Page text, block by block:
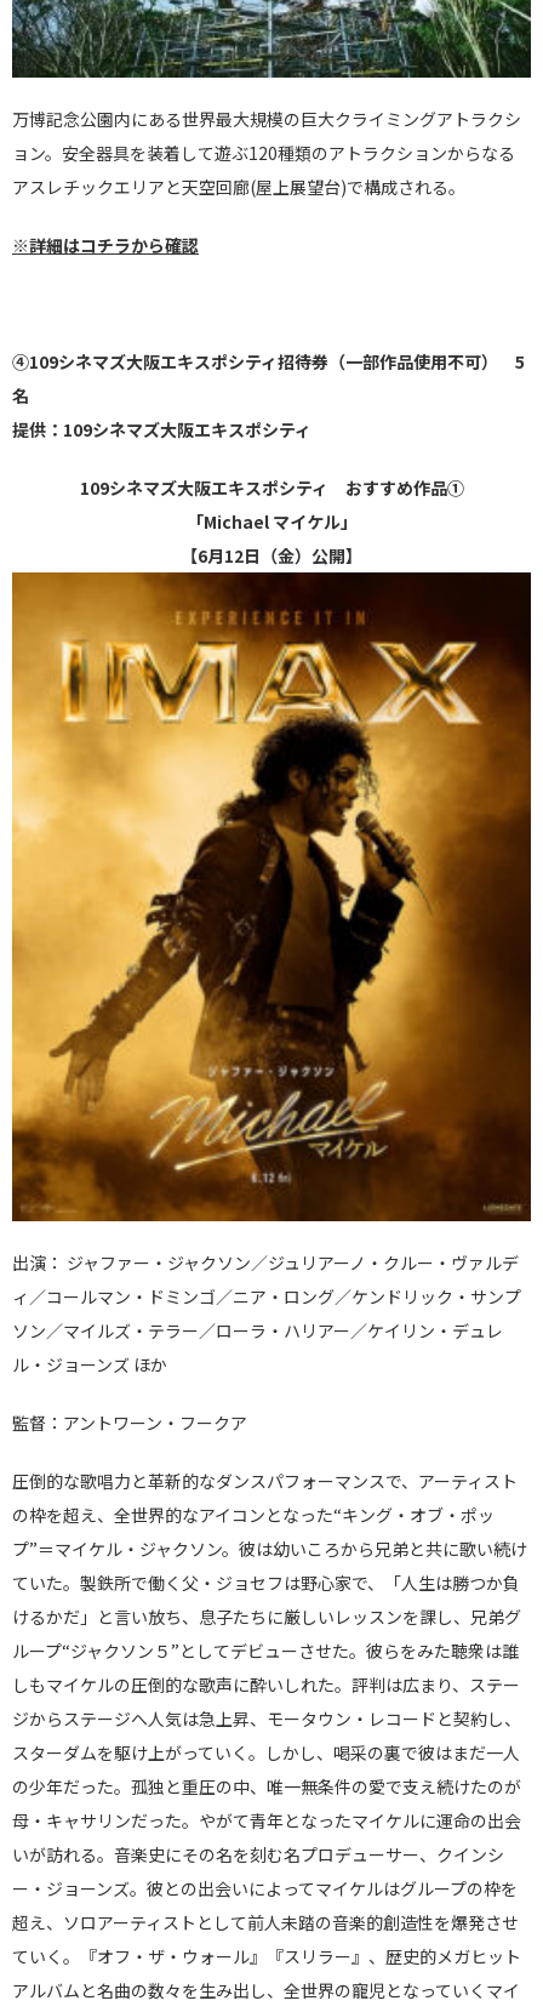
万博記念公園内にある世界最大規模の巨大クライミングアトラクシ
ョン。安全器具を装着して遊ぶ120種類のアトラクションからなる
アスレチックエリアと天空回廊(屋上展望台)で構成される。
※詳細はコチラから確認
④109シネマズ大阪エキスポシティ招待券 （一部作品使用不可） 5
名
提供：109シネマズ大阪エキスポシティ
109シネマズ大阪エキスポシティ おすすめ作品①
「Michael マイケル」
【6月12日（金）公開】
出演： ジャファー・ジャクソン／ジュリアーノ・クルー・ヴァルデ
ィ／コールマン・ドミンゴ／ニア・ロング／ケンドリック・サンプ
ソン／マイルズ・テラー／ローラ・ハリアー／ケイリン・デュレ
ル・ジョーンズ ほか
監督：アントワーン・フークア
圧倒的な歌唱力と革新的なダンスパフォーマンスで、アーティスト
の枠を超え、全世界的なアイコンとなった“キング・オブ・ポッ
プ”＝マイケル・ジャクソン。彼は幼いころから兄弟と共に歌い続け
ていた。製鉄所で働く父・ジョセフは野心家で、「人生は勝つか負
けるかだ」と言い放ち、息子たちに厳しいレッスンを課し、兄弟グ
ループ“ジャクソン５”としてデビューさせた。彼らをみた聴衆は誰
しもマイケルの圧倒的な歌声に酔いしれた。評判は広まり、ステー
ジからステージへ人気は急上昇、モータウン・レコードと契約し、
スターダムを駆け上がっていく。しかし、喝采の裏で彼はまだ一人
の少年だった。孤独と重圧の中、唯一無条件の愛で支え続けたのが
母・キャサリンだった。やがて青年となったマイケルに運命の出会
いが訪れる。音楽史にその名を刻む名プロデューサー、クインシ
ー・ジョーンズ。彼との出会いによってマイケルはグループの枠を
超え、ソロアーティストとして前人未踏の音楽的創造性を爆発させ
ていく。『オフ・ザ・ウォール』『スリラー』、歴史的メガヒット
アルバムと名曲の数々を生み出し、全世界の寵児となっていくマイ